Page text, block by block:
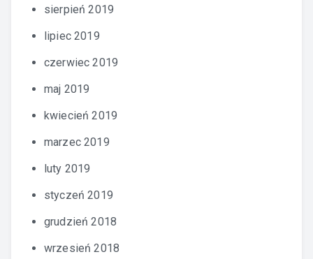
sierpień 2019
lipiec 2019
czerwiec 2019
maj 2019
kwiecień 2019
marzec 2019
luty 2019
styczeń 2019
grudzień 2018
wrzesień 2018